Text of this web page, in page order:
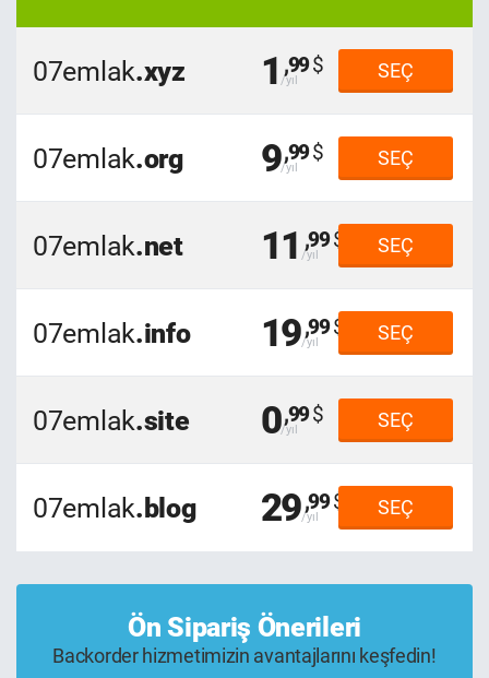
07emlak.xyz 1 ,99 SEÇ
07emlak.org 9,99 SEÇ
07emlak.net 11 ,99 SEÇ
07emlak.info 19,99 SEÇ
07emlak.site 0,99 SEÇ
07emlak.blog 29,99 SEÇ
Ön Sipariş Önerileri
Backorder hizmetimizin avantajlarını keşfedin!